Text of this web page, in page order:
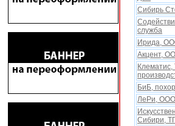
Сибирь
служба
Ирида,
Акцент,
Клематис,
БиБ,
ЛеРи, ООО
Сибири,